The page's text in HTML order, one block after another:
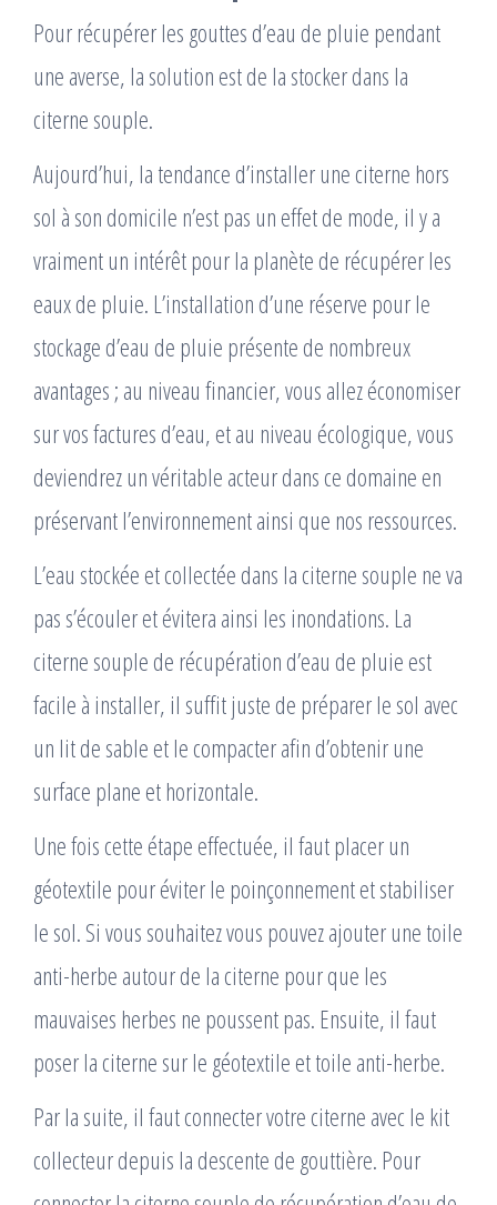
Pour récupérer les gouttes d’eau de pluie pendant
une averse, la solution est de la stocker dans la
citerne souple.
Aujourd’hui, la tendance d’installer une citerne hors
sol à son domicile n’est pas un effet de mode, il y a
vraiment un intérêt pour la planète de récupérer les
eaux de pluie. L’installation d’une réserve pour le
stockage d’eau de pluie présente de nombreux
avantages ; au niveau financier, vous allez économiser
sur vos factures d’eau, et au niveau écologique, vous
deviendrez un véritable acteur dans ce domaine en
préservant l’environnement ainsi que nos ressources.
L’eau stockée et collectée dans la citerne souple ne va
pas s’écouler et évitera ainsi les inondations. La
citerne souple de récupération d’eau de pluie est
facile à installer, il suffit juste de préparer le sol avec
un lit de sable et le compacter afin d’obtenir une
surface plane et horizontale.
Une fois cette étape effectuée, il faut placer un
géotextile pour éviter le poinçonnement et stabiliser
le sol. Si vous souhaitez vous pouvez ajouter une toile
anti-herbe autour de la citerne pour que les
mauvaises herbes ne poussent pas. Ensuite, il faut
poser la citerne sur le géotextile et toile anti-herbe.
Par la suite, il faut connecter votre citerne avec le kit
collecteur depuis la descente de gouttière. Pour